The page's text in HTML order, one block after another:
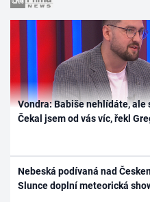
Vondra: Babiše nehlídáte,
Čekal jsem od vás víc, řekl
Nebeská podívaná nad
Slunce doplní meteorická